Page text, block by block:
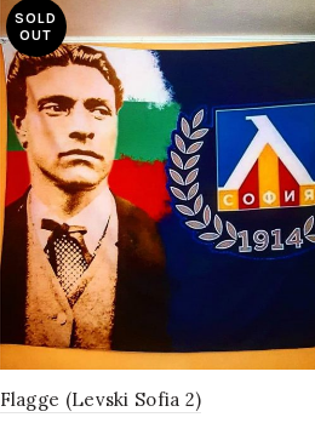
SOLD
OUT
Flagge (Levski Sofia 2)